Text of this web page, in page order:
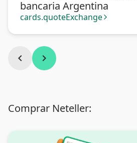
bancaria Argentina
cards.quoteExchange arrow_forward_ios
chevron_left chevron_right
Comprar Neteller: